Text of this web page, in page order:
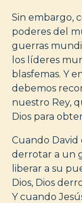
Sin embargo,
poderes del
guerras
los líderes
blasfemas. Y
debemos
nuestro Rey,
Dios para
Cuando David
derrotar a un
liberar a su
Dios, Dios
Y cuando